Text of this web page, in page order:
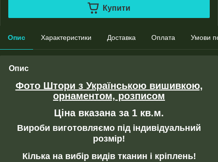
Купити
Опис Характеристики Доставка Оплата Умови
Опис
Фото Штори з Українською вишивкою,
орнаментом, розписом
Ціна вказана за 1 кв.м.
Вироби виготовляємо під індивідуальний
розмір!
Кілька на вибір видів тканин і кріплень!